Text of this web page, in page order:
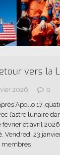
vers la
2026
0
Apollo 17,
l’astre lunaire
février et avril
Vendredi 23
membres